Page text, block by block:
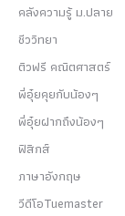
คลังความรู้ ม.ปลาย
ชีววิทยา
ติวฟรี คณิตศาสตร์
พี่อุ๋ยคุยกับน้องๆ
พี่อุ๋ยฝากถึงน้องๆ
ฟิสิกส์
ภาษาอังกฤษ
วีดีโอTuemaster